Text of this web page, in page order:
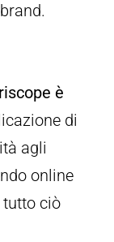
è
di
agli
online
tutto ciò